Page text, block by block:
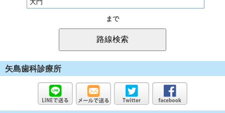
まで
矢島歯科診療所